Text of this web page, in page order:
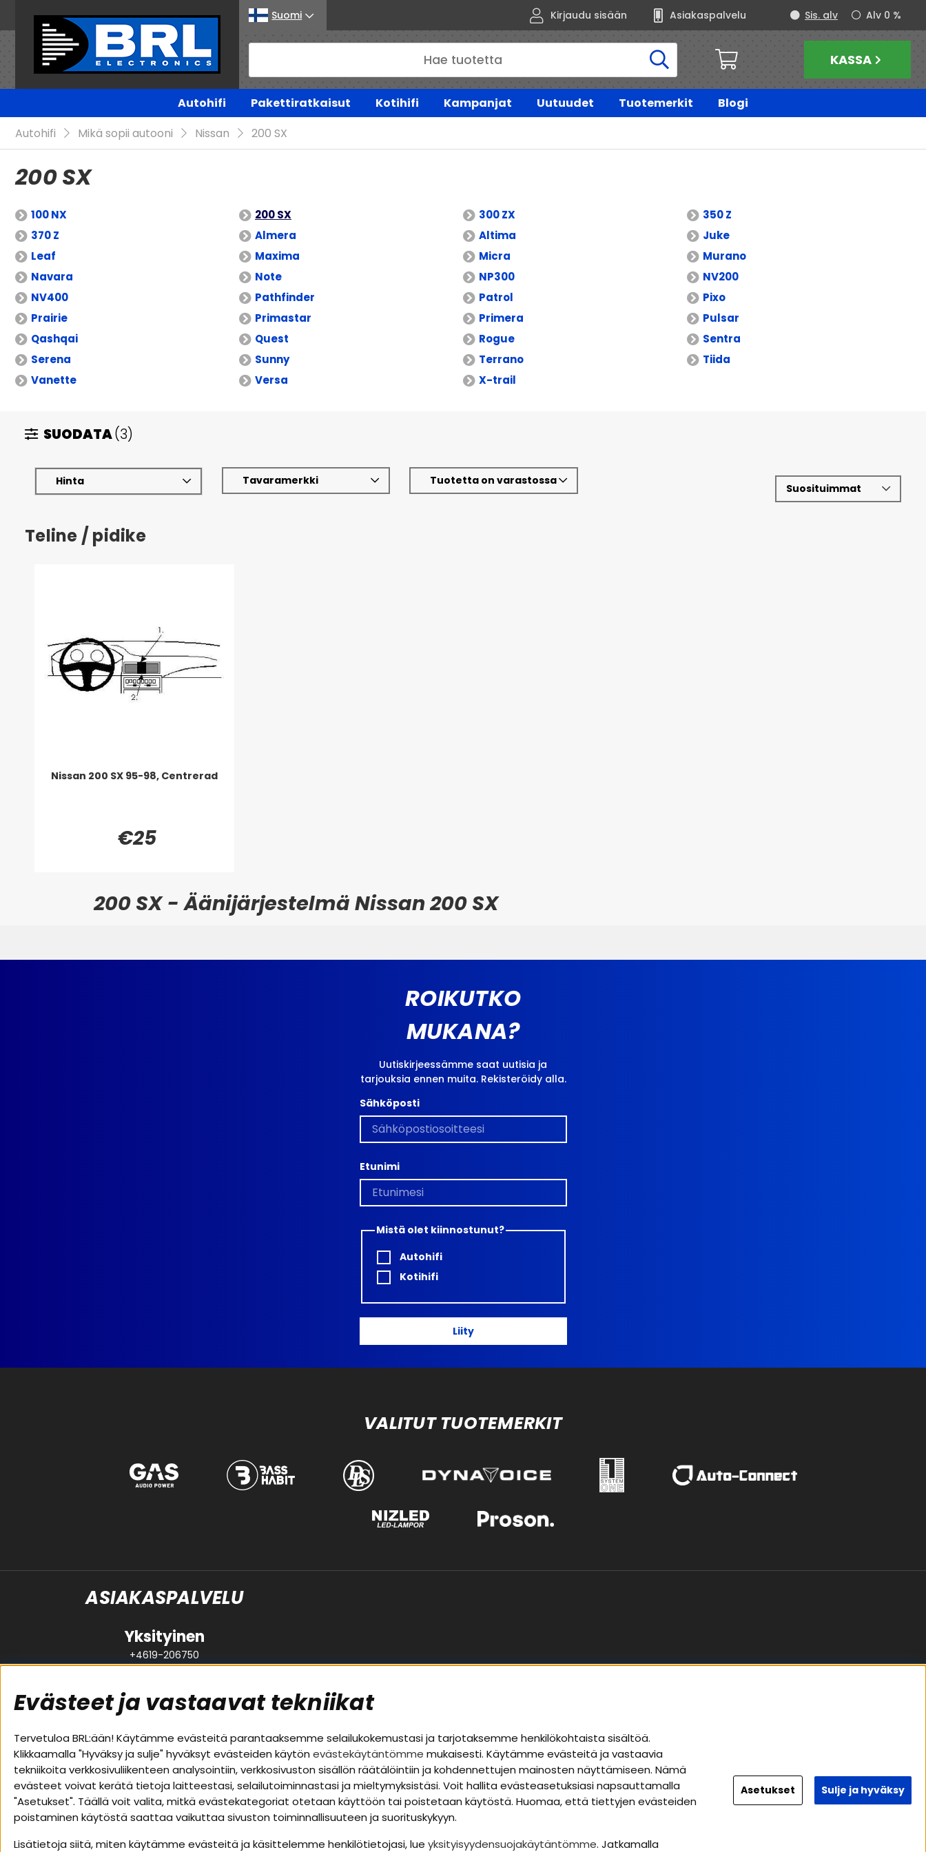
Suomi Kirjaudu sisään Asiakaspalvelu Alv 0 %
Sis. alv
KASSA
Autohifi Pakettiratkaisut Kotihifi Kampanjat Uutuudet Tuotemerkit
Blogi
Autohifi
Mikä sopii autooni Nissan 200 SX
200 SX
100 NX 200 SX 300 ZX
350 Z
370 Z
Almera Altima
Juke
Leaf
Maxima Micra
Murano
Navara
Note NP300
NV200
NV400
Pathfinder Patrol
Pixo
Prairie
Primastar Primera
Pulsar
Qashqai
Quest Rogue
Sentra
Serena
Sunny Terrano
Tiida
Vanette
Versa X-trail
SUODATA(3)
Hinta Tavaramerkki Tuotetta on varastossa
Teline / pidike
Nissan 200 SX 95-98, Centrerad
€25
200 SX - Äänijärjestelmä Nissan 200 SX
ROIKUTKO
MUKANA?
Uutiskirjeessämme saat uutisia ja
tarjouksia ennen muita. Rekisteröidy alla.
Sähköposti
Etunimi
Mistä olet kiinnostunut?
Autohifi
Kotihifi
Liity
VALITUT TUOTEMERKIT
ASIAKASPALVELU
Yksityinen
+4619-206750
support@brl.se
Suositut sivut
Pakettiratkaisut
Autostereot
Kaiuttimet
Päätevahvistimet
Lisätarvikkeet
Kaapelit
Asiakaspalvelu
Evästeet
Huolto- ja takuutiedot
Ostoehdot
Palautus
Alueet
Autohifi
Kotihifi
Uutuudet
Facebook
Youtube
Evästeet ja vastaavat tekniikat
Tervetuloa BRL:ään! Käytämme evästeitä parantaaksemme selailukokemustasi ja tarjotaksemme henkilökohtaista sisältöä.
Klikkaamalla "Hyväksy ja sulje" hyväksyt evästeiden käytön evästekäytäntömme mukaisesti. Käytämme evästeitä ja vastaavia
tekniikoita verkkosivuliikenteen analysointiin, verkkosivuston sisällön räätälöintiin ja kohdennettujen mainosten näyttämiseen. Nämä
evästeet voivat kerätä tietoja laitteestasi, selailutoiminnastasi ja mieltymyksistäsi. Voit hallita evästeasetuksiasi napsauttamalla
"Asetukset". Täällä voit valita, mitkä evästekategoriat otetaan käyttöön tai poistetaan käytöstä. Huomaa, että tiettyjen evästeiden
poistaminen käytöstä saattaa vaikuttaa sivuston toiminnallisuuteen ja suorituskykyyn.
Lisätietoja siitä, miten käytämme evästeitä ja käsittelemme henkilötietojasi, lue yksityisyydensuojakäytäntömme. Jatkamalla
Asetukset Sulje ja hyväksy